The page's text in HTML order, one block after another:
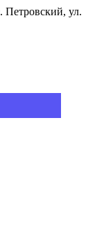
Петровский, ул.